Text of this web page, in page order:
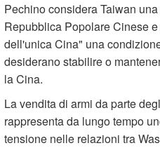
Pechino considera Taiwan
Repubblica Popolare Cinese
dell'unica Cina" una
desiderano stabilire o
la Cina.
La vendita di armi da parte
rappresenta da lungo tempo
tensione nelle relazioni tra